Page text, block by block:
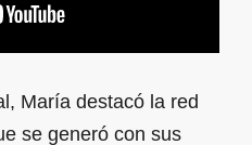
María destacó la red
se generó con sus